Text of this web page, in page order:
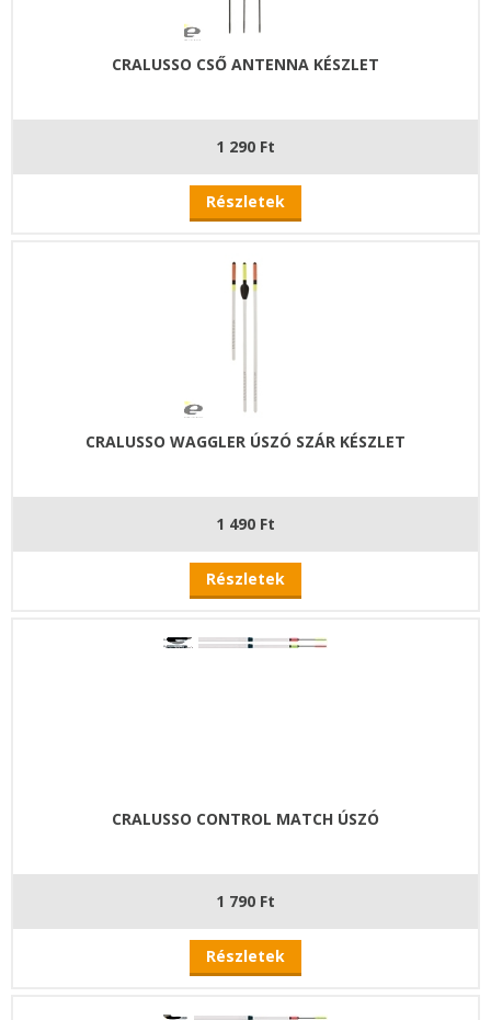
CRALUSSO CSŐ ANTENNA KÉSZLET
1 290 Ft
Részletek
CRALUSSO WAGGLER ÚSZÓ SZÁR KÉSZLET
1 490 Ft
Részletek
CRALUSSO CONTROL MATCH ÚSZÓ
1 790 Ft
Részletek